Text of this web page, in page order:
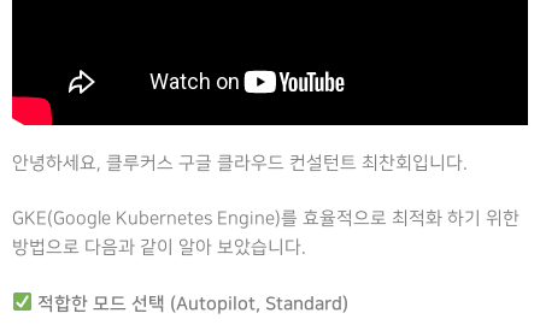
안녕하세요, 클루커스 구글 클라우드 컨설턴트 최찬회입니다.
GKE(Google Kubernetes Engine)를 효율적으로 최적화 하기 위한
방법으로 다음과 같이 알아 보았습니다.
적합한 모드 선택 (Autopilot, Standard)